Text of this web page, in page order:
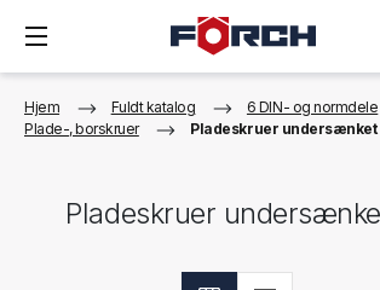
Hjem Fuldt katalog
6 DIN- og normdele
Plade-, borskruer
Pladeskruer undersænket
Pladeskruer